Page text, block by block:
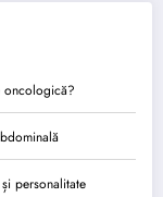
oncologică?
personalitate